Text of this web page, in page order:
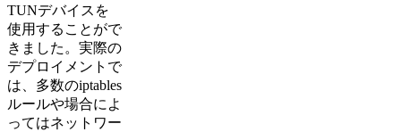
TUNデバイスを
使用することがで
きました。実際の
デプロイメントで
は、多数のiptables
ルールや場合によ
ってはネットワー